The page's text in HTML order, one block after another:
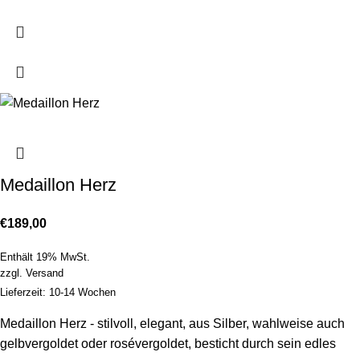
Medaillon Herz
€189,00
Enthält 19% MwSt.
zzgl. Versand
Lieferzeit: 10-14 Wochen
Medaillon Herz - stilvoll, elegant, aus Silber, wahlweise auch
gelbvergoldet oder rosévergoldet, besticht durch sein edles